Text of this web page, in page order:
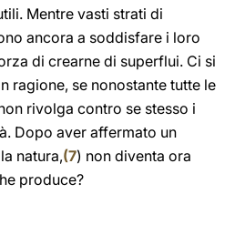
Mentre vasti strati di
ancora a soddisfare i loro
di crearne di superflui. Ci si
ragione, se nonostante tutte le
rivolga contro se stesso i
Dopo aver affermato un
natura,(7) non diventa ora
produce?